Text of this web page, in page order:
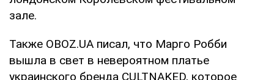
зале.
Также OBOZ.UA писал, что Марго Робби
вышла в свет в невероятном платье
украинского бренда CULTNAKED, которое